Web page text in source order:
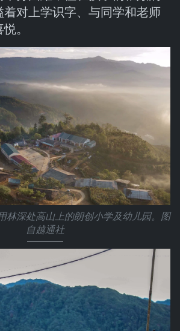
着对上学识字、与同学和老师
。
林深处高山上的朗创小学及幼儿园。图
自越通社